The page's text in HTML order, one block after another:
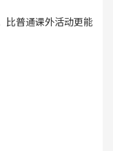
比普通课外活动更能